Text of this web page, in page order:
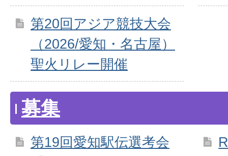
第20回アジア競技大会
（2026/愛知・名古屋）
聖火リレー開催
募集
第19回愛知駅伝選考会